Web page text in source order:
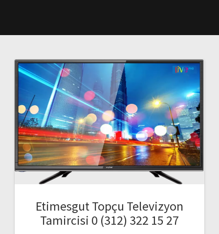
Etimesgut Topçu Televizyon
Tamircisi 0 (312) 322 15 27